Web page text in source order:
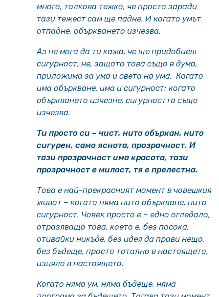
много, толкова тежко, че просто заради
тази тежест сам ще падне. И когато умът
отпадне, объркването изчезва.
Аз не мога да ти кажа, че ще придобиеш
сигурност, не, защото това също е дума,
приложима за ума и света на ума. Когато
има объркване, има и сигурност; когато
объркването изчезне, сигурността също
изчезва.
Ти просто си – чист, нито объркан, нито
сигурен, само яснота, прозрачност. И
тази прозрачност има красота, тази
прозрачност е милост, тя е прелестна.
Това е най-прекрасният момент в човешкия
живот – когато няма нито объркване, нито
сигурност. Човек просто е – едно огледало,
отразяващо това, което е, без посока,
отивайки никъде, без идея да прави нещо,
без бъдеще, просто тотално в настоящето,
изцяло в настоящето.
Когато няма ум, няма бъдеще, няма